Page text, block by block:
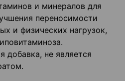
и минералов для
переносимости
и физических нагрузок,
добавка, не является